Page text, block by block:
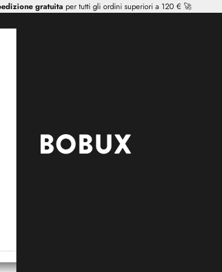
gratuitaper tutti gli ordini superiori a 120 € 🚀
Mr Tiggle - Distributor